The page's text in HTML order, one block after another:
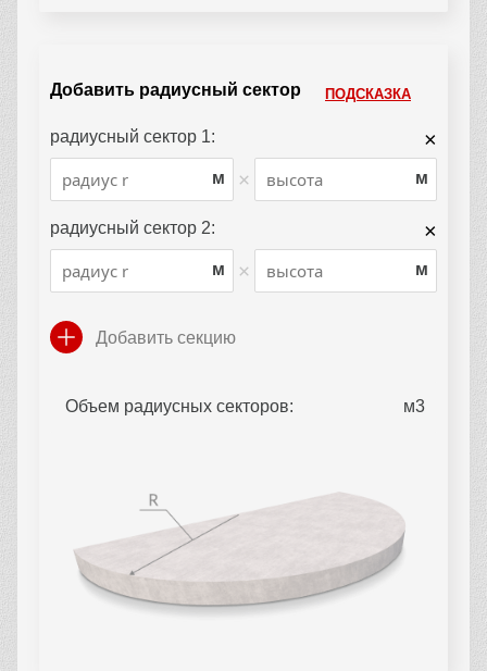
Добавить радиусный сектор ПОДСКАЗКА
радиусный сектор 1:
м × м
×
радиусный сектор 2:
м × м
×
Добавить секцию
Объем радиусных секторов: